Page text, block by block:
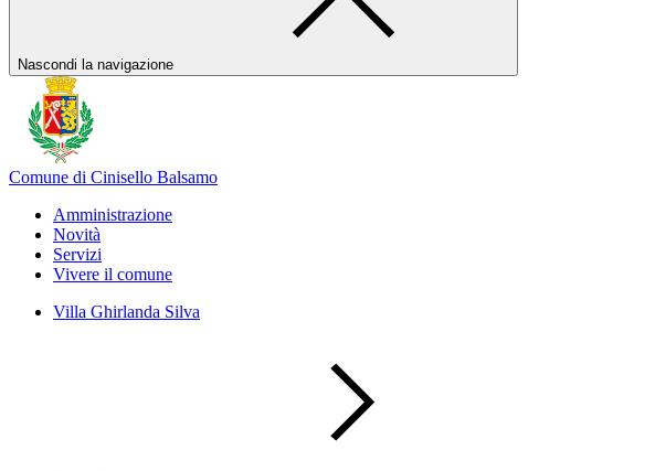
Nascondi la navigazione
Comune di Cinisello Balsamo
Amministrazione
Novità
Servizi
Vivere il comune
Villa Ghirlanda Silva